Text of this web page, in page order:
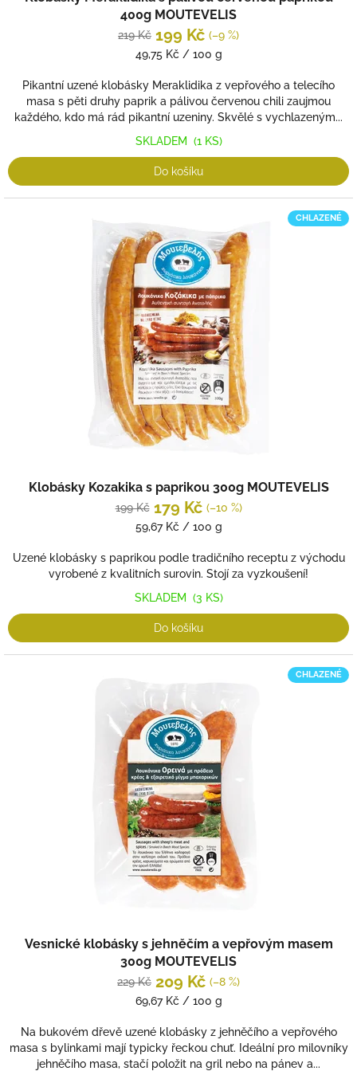
400g MOUTEVELIS
219 Kč 199 Kč (–9 %)
Měrná
49,75 Kč / 100 g
Pikantní uzené klobásky Meraklidika z vepřového a telecího
masa s pěti druhy paprik a pálivou červenou chili zaujmou
každého, kdo má rád pikantní uzeniny. Skvělé s vychlazeným...
SKLADEM (1 KS)
Do košíku
CHLAZENÉ
Klobásky Kozakika s paprikou 300g MOUTEVELIS
199 Kč 179 Kč (–10 %)
Měrná
59,67 Kč / 100 g
Uzené klobásky s paprikou podle tradičního receptu z východu
vyrobené z kvalitních surovin. Stojí za vyzkoušení!
SKLADEM (3 KS)
Do košíku
CHLAZENÉ
Vesnické klobásky s jehněčím a vepřovým masem
300g MOUTEVELIS
229 Kč 209 Kč (–8 %)
Měrná
69,67 Kč / 100 g
Na bukovém dřevě uzené klobásky z jehněčího a vepřového
masa s bylinkami mají typicky řeckou chuť. Ideální pro milovníky
jehněčího masa, stačí položit na gril nebo na pánev a...